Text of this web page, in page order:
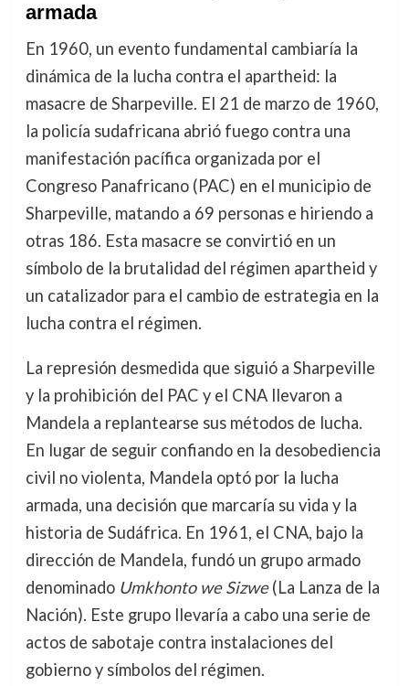
armada
En 1960, un evento fundamental cambiaría la
dinámica de la lucha contra el apartheid: la
masacre de Sharpeville. El 21 de marzo de 1960,
la policía sudafricana abrió fuego contra una
manifestación pacífica organizada por el
Congreso Panafricano (PAC) en el municipio de
Sharpeville, matando a 69 personas e hiriendo a
otras 186. Esta masacre se convirtió en un
símbolo de la brutalidad del régimen apartheid y
un catalizador para el cambio de estrategia en la
lucha contra el régimen.
La represión desmedida que siguió a Sharpeville
y la prohibición del PAC y el CNA llevaron a
Mandela a replantearse sus métodos de lucha.
En lugar de seguir confiando en la desobediencia
civil no violenta, Mandela optó por la lucha
armada, una decisión que marcaría su vida y la
historia de Sudáfrica. En 1961, el CNA, bajo la
dirección de Mandela, fundó un grupo armado
denominado Umkhonto we Sizwe(La Lanza de la
Nación). Este grupo llevaría a cabo una serie de
actos de sabotaje contra instalaciones del
gobierno y símbolos del régimen.